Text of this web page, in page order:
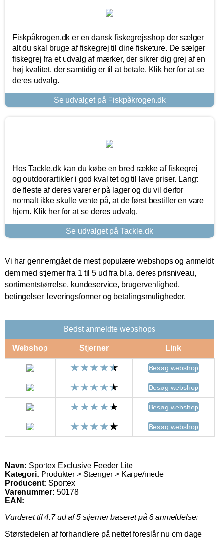
Fiskpåkrogen.dk er en dansk fiskegrejsshop der sælger
alt du skal bruge af fiskegrej til dine fisketure. De sælger
fiskegrej fra et udvalg af mærker, der sikrer dig grej af en
høj kvalitet, der samtidig er til at betale. Klik her for at se
deres udvalg.
Se udvalget på Fiskpåkrogen.dk
Hos Tackle.dk kan du købe en bred række af fiskegrej
og outdoorartikler i god kvalitet og til lave priser. Langt
de fleste af deres varer er på lager og du vil derfor
normalt ikke skulle vente på, at de først bestiller en vare
hjem. Klik her for at se deres udvalg.
Se udvalget på Tackle.dk
Vi har gennemgået de mest populære webshops og anmeldt
dem med stjerner fra 1 til 5 ud fra bl.a. deres prisniveau,
sortimentstørrelse, kundeservice, brugervenlighed,
betingelser, leveringsformer og betalingsmuligheder.
Bedst anmeldte webshops
Webshop Stjerner Link
Besøg webshop
Besøg webshop
Besøg webshop
Besøg webshop
Navn: Sportex Exclusive Feeder Lite
Kategori: Produkter > Stænger > Karpe/mede
Producent: Sportex
Varenummer: 50178
EAN:
Vurderet til 4.7ud af 5 stjerner baseret på 8 anmeldelser
Størstedelen af forhandlere på nettet foreslår nu om dage